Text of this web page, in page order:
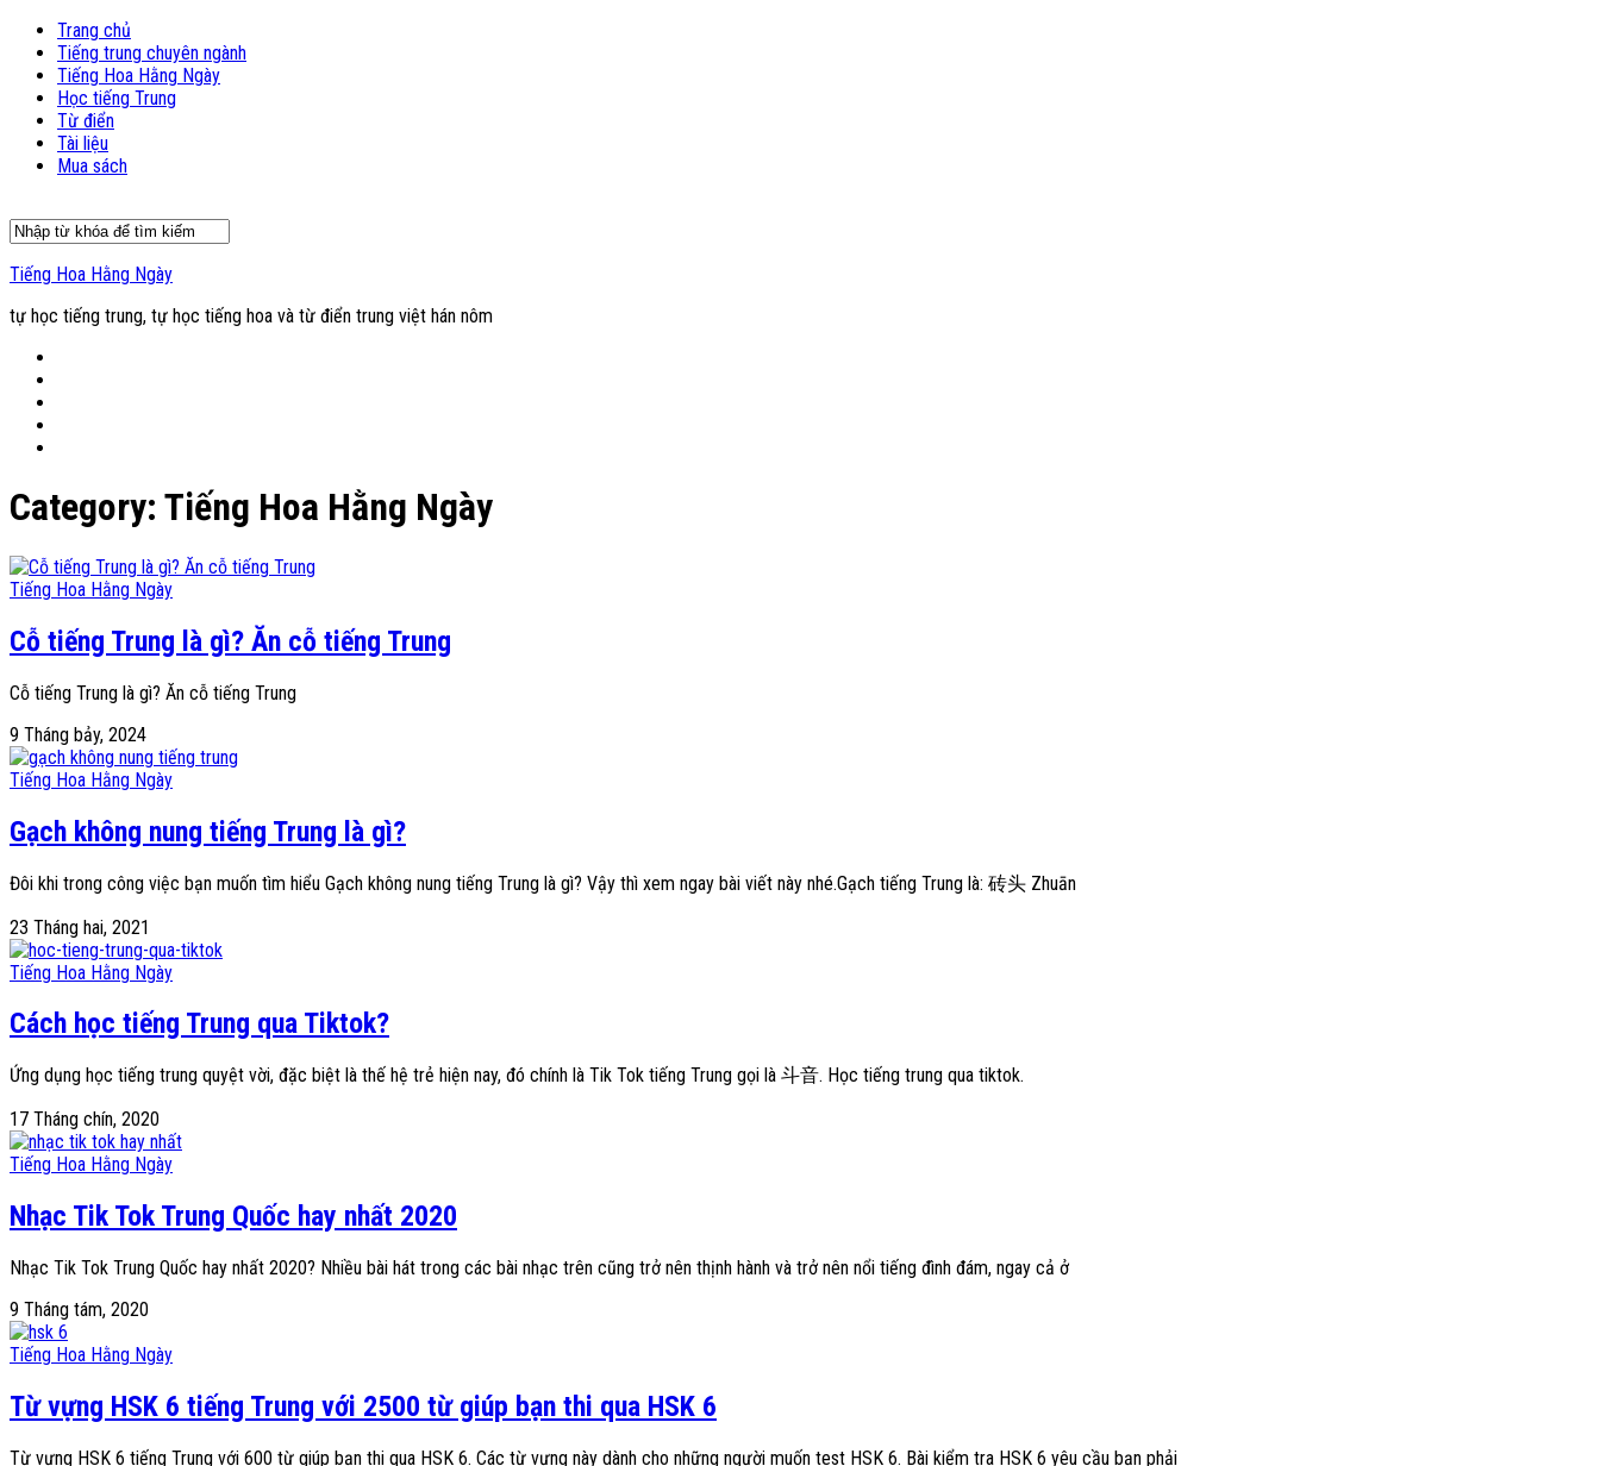
Trang chủ
Tiếng trung chuyên ngành
Tiếng Hoa Hằng Ngày
Học tiếng Trung
Từ điển
Tài liệu
Mua sách
Tiếng Hoa Hằng Ngày
tự học tiếng trung, tự học tiếng hoa và từ điển trung việt hán nôm
Category: Tiếng Hoa Hằng Ngày
Tiếng Hoa Hằng Ngày
Cỗ tiếng Trung là gì? Ăn cỗ tiếng Trung
Cỗ tiếng Trung là gì? Ăn cỗ tiếng Trung
9 Tháng bảy, 2024
Tiếng Hoa Hằng Ngày
Gạch không nung tiếng Trung là gì?
Đôi khi trong công việc bạn muốn tìm hiểu Gạch không nung tiếng Trung là gì? Vậy thì xem ngay bài viết này nhé.Gạch tiếng Trung là: 砖头 Zhuān
23 Tháng hai, 2021
Tiếng Hoa Hằng Ngày
Cách học tiếng Trung qua Tiktok?
Ứng dụng học tiếng trung quyệt vời, đặc biệt là thế hệ trẻ hiện nay, đó chính là Tik Tok tiếng Trung gọi là 斗音. Học tiếng trung qua tiktok.
17 Tháng chín, 2020
Tiếng Hoa Hằng Ngày
Nhạc Tik Tok Trung Quốc hay nhất 2020
Nhạc Tik Tok Trung Quốc hay nhất 2020? Nhiều bài hát trong các bài nhạc trên cũng trở nên thịnh hành và trở nên nổi tiếng đình đám, ngay cả ở
9 Tháng tám, 2020
Tiếng Hoa Hằng Ngày
Từ vựng HSK 6 tiếng Trung với 2500 từ giúp bạn thi qua HSK 6
Từ vựng HSK 6 tiếng Trung với 600 từ giúp bạn thi qua HSK 6. Các từ vựng này dành cho những người muốn test HSK 6. Bài kiểm tra HSK 6 yêu cầu bạn phải